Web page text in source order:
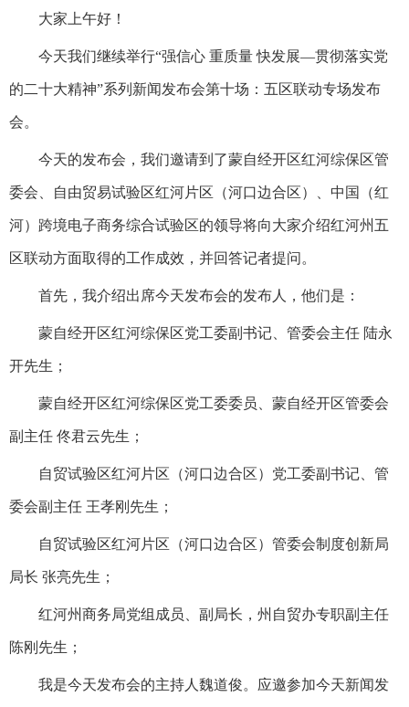
大家上午好！
今天我们继续举行“强信心 重质量 快发展—贯彻落实党
的二十大精神”系列新闻发布会第十场：五区联动专场发布
会。
今天的发布会，我们邀请到了蒙自经开区红河综保区管
委会、自由贸易试验区红河片区（河口边合区）、中国（红
河）跨境电子商务综合试验区的领导将向大家介绍红河州五
区联动方面取得的工作成效，并回答记者提问。
首先，我介绍出席今天发布会的发布人，他们是：
蒙自经开区红河综保区党工委副书记、管委会主任 陆永
开先生；
蒙自经开区红河综保区党工委委员、蒙自经开区管委会
副主任 佟君云先生；
自贸试验区红河片区（河口边合区）党工委副书记、管
委会副主任 王孝刚先生；
自贸试验区红河片区（河口边合区）管委会制度创新局
局长 张亮先生；
红河州商务局党组成员、副局长，州自贸办专职副主任
陈刚先生；
我是今天发布会的主持人魏道俊。应邀参加今天新闻发